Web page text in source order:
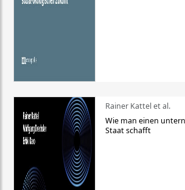
Rainer Kattel et al.
Wie man einen
Staat schafft